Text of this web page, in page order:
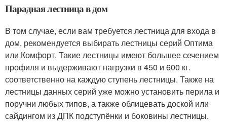
Парадная лестница в дом
В том случае, если вам требуется лестница для входа в
дом, рекомендуется выбирать лестницы серий Оптима
или Комфорт. Такие лестницы имеют большее сечением
профиля и выдерживают нагрузки в 450 и 600 кг.
соответственно на каждую ступень лестницы. Также на
лестницы данных серий уже можно установить перила и
поручни любых типов, а также облицевать доской или
сайдингом из ДПК подступёнки и боковины лестницы.